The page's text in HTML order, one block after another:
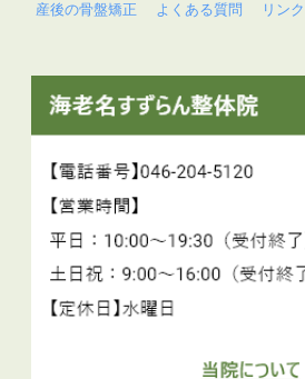
産後の骨盤矯正
よくある質問 リンク